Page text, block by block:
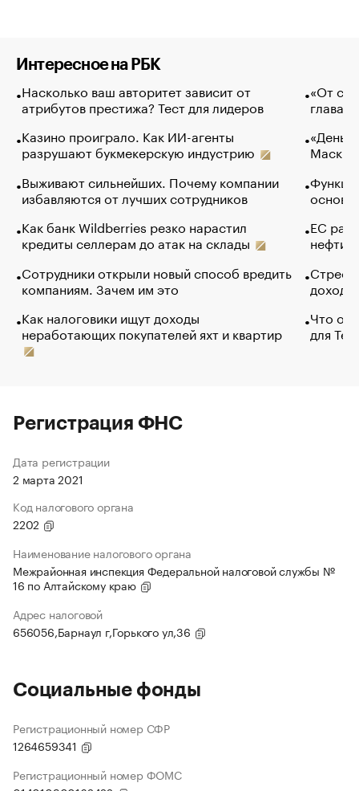
Интересное на РБК
Насколько ваш авторитет зависит от
атрибутов престижа? Тест для лидеров
Казино проиграло. Как ИИ-агенты
разрушают букмекерскую индустрию
Выживают сильнейших. Почему компании
избавляются от лучших сотрудников
Как банк Wildberries резко нарастил
кредиты селлерам до атак на склады
Сотрудники открыли новый способ вредить
компаниям. Зачем им это
Как налоговики ищут доходы
неработающих покупателей яхт и квартир
«От
глава
Маск в
основ
ЕС
нефти
Что
для
Регистрация ФНС
Дата регистрации
2 марта 2021
Код налогового органа
2202
Наименование налогового органа
Межрайонная инспекция Федеральной налоговой службы №
16 по Алтайскому краю
Адрес налоговой
656056,Барнаул г,Горького ул,36
Социальные фонды
Регистрационный номер СФР
1264659341
Регистрационный номер ФОМС